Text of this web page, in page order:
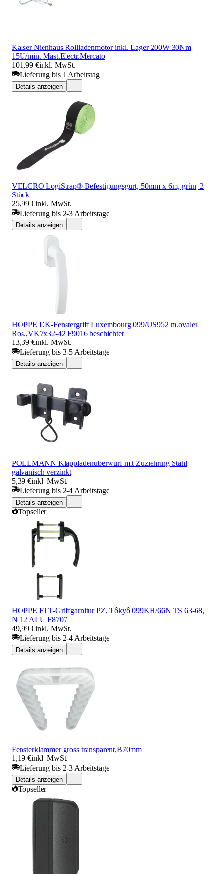
Kaiser Nienhaus Rollladenmotor inkl. Lager 200W 30Nm
15U/min. Mast.Electr.Mercato
101,99 €inkl. MwSt.
Lieferung bis 1 Arbeitstag
Details anzeigen
VELCRO LogiStrap® Befestigungsgurt, 50mm x 6m, grün, 2
Stück
25,99 €inkl. MwSt.
Lieferung bis 2-3 Arbeitstage
Details anzeigen
HOPPE DK-Fenstergriff Luxembourg 099/US952 m.ovaler
Ros.,VK7x32-42 F9016 beschichtet
13,39 €inkl. MwSt.
Lieferung bis 3-5 Arbeitstage
Details anzeigen
POLLMANN Klappladenüberwurf mit Zuziehring Stahl
galvanisch verzinkt
5,39 €inkl. MwSt.
Lieferung bis 2-4 Arbeitstage
Details anzeigen
Topseller
HOPPE FTT-Griffgarnitur PZ, Tôkyô 099KH/66N TS 63-68,
N 12 ALU F8707
49,99 €inkl. MwSt.
Lieferung bis 2-4 Arbeitstage
Details anzeigen
Fensterklammer gross transparent,B70mm
1,19 €inkl. MwSt.
Lieferung bis 2-3 Arbeitstage
Details anzeigen
Topseller